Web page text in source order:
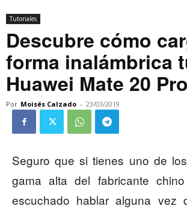
Tutoriales
Descubre cómo
forma inalámbrica
Huawei Mate 20 Pro
Por Moisés Calzado - 23/03/2019
Seguro que si tienes uno de
gama alta del fabricante
escuchado hablar alguna vez